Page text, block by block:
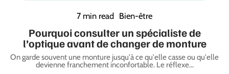
7 min read Bien-être
Pourquoi consulter un spécialiste de
l’optique avant de changer de monture
On garde souvent une monture jusqu'à ce qu'elle casse ou qu'elle
devienne franchement inconfortable. Le réflexe…